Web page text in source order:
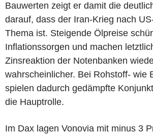
Bauwerten zeigt er damit die
darauf, dass der Iran-Krieg nach
Thema ist. Steigende Ölpreise
Inflationssorgen und machen
Zinsreaktion der Notenbanken
wahrscheinlicher. Bei Rohstoff- wie
spielen dadurch gedämpfte
die Hauptrolle.
Im Dax lagen Vonovia mit minus 3